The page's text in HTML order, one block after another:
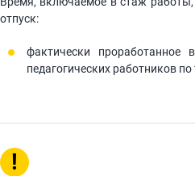
отпуск:
фактически проработанное
педагогических работников
!